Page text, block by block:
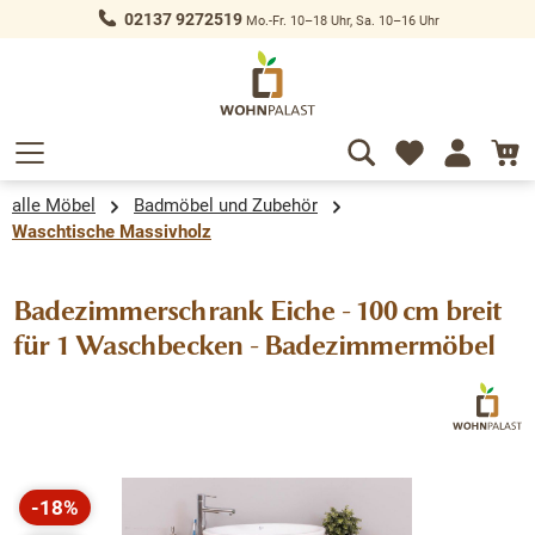
springen 02137 9272519Mo.-Fr. 10–18 Uhr, Sa. 10–16 Uhr
alle Möbel
Badmöbel und Zubehör
Waschtische Massivholz
Badezimmerschrank Eiche - 100 cm breit
für 1 Waschbecken - Badezimmermöbel
Bildergalerie überspringen
-18%
Rabatt